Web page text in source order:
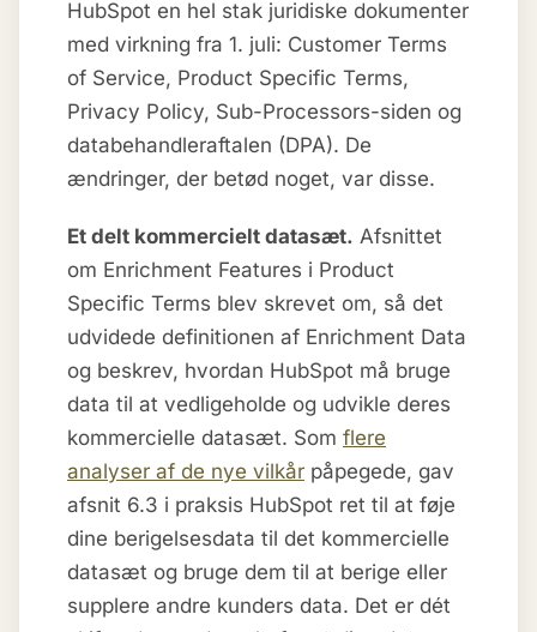
HubSpot en hel stak juridiske dokumenter
med virkning fra 1. juli: Customer Terms
of Service, Product Specific Terms,
Privacy Policy, Sub-Processors-siden og
databehandleraftalen (DPA). De
ændringer, der betød noget, var disse.
Et delt kommercielt datasæt. Afsnittet
om Enrichment Features i Product
Specific Terms blev skrevet om, så det
udvidede definitionen af Enrichment Data
og beskrev, hvordan HubSpot må bruge
data til at vedligeholde og udvikle deres
kommercielle datasæt. Som flere
analyser af de nye vilkår påpegede, gav
afsnit 6.3 i praksis HubSpot ret til at føje
dine berigelsesdata til det kommercielle
datasæt og bruge dem til at berige eller
supplere andre kunders data. Det er dét